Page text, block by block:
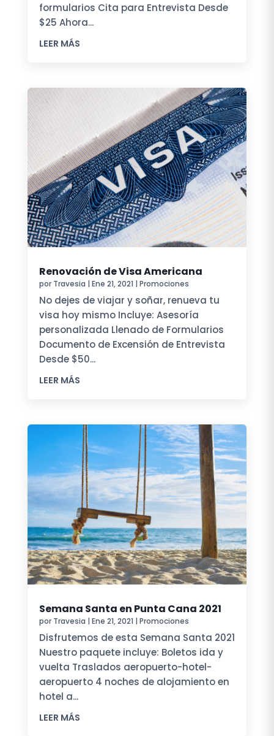
formularios Cita para Entrevista Desde
$25 Ahora...
LEER MÁS
Renovación de Visa Americana
por Travesia | Ene 21, 2021 | Promociones
No dejes de viajar y soñar, renueva tu
visa hoy mismo Incluye: Asesoría
personalizada Llenado de Formularios
Documento de Excensión de Entrevista
Desde $50...
LEER MÁS
Semana Santa en Punta Cana 2021
por Travesia | Ene 21, 2021 | Promociones
Disfrutemos de esta Semana Santa 2021
Nuestro paquete incluye: Boletos ida y
vuelta Traslados aeropuerto-hotel-
aeropuerto 4 noches de alojamiento en
hotel a...
LEER MÁS